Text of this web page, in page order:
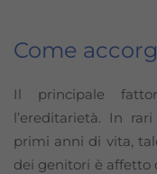
Come
Il principale
l’ereditarietà. In
primi anni di vita,
dei genitori è affetto